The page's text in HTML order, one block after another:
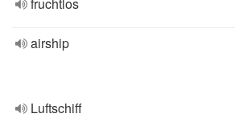
airship
Luftschiff